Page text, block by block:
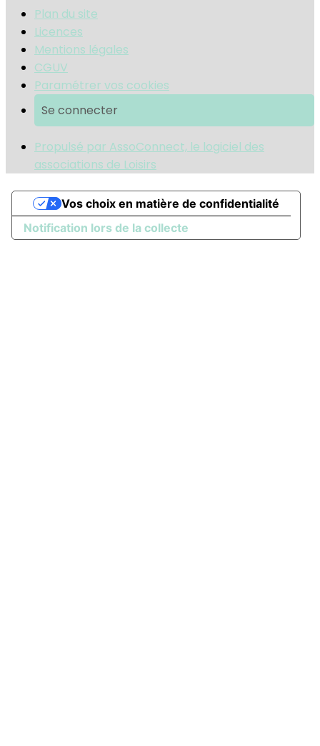
Plan du site
Licences
Mentions légales
CGUV
Paramétrer vos cookies
Se connecter
Propulsé par AssoConnect, le logiciel des
associations de Loisirs
Notification lors de la collecte
Vos choix en matière de confidentialité